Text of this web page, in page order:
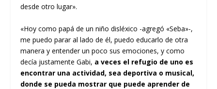
desde otro lugar».
«Hoy como papá de un niño disléxico -agregó «Seba»-,
me puedo parar al lado de él, puedo educarlo de otra
manera y entender un poco sus emociones, y como
decía justamente Gabi, a veces el refugio de uno es
encontrar una actividad, sea deportiva o musical,
donde se pueda mostrar que puede aprender de